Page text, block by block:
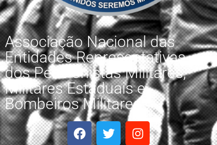
Associação Nacional das
Entidades Representativas
dos Pensionistas Militares,
Militares Estaduais e
Bombeiros Militares.